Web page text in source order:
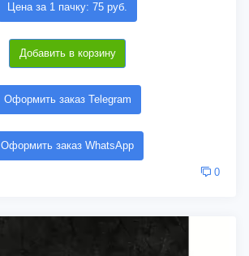
Цена за 1 пачку: 75 руб.
Добавить в корзину
Оформить заказ Telegram
Оформить заказ WhatsApp
0